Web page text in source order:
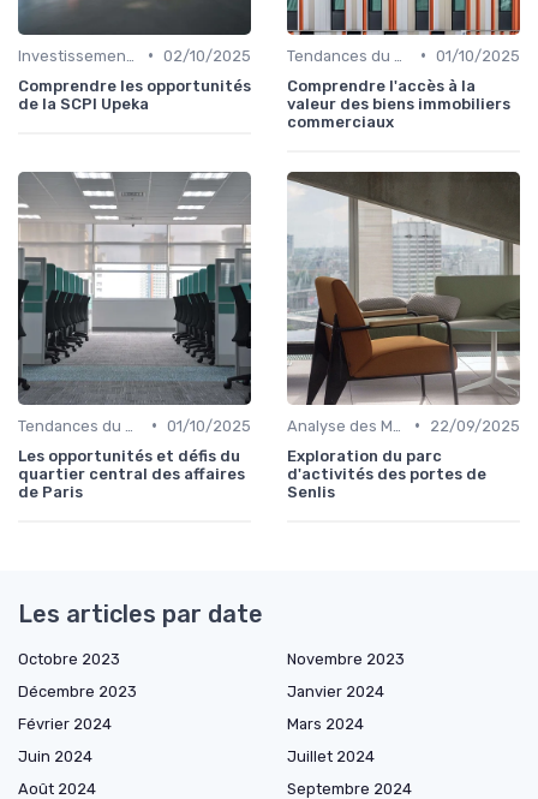
• 02/10/2025
Comprendre les opportunités
de la SCPI Upeka
• 01/10/2025
Comprendre l'accès à la
valeur des biens immobiliers
commerciaux
• 01/10/2025
Les opportunités et défis du
quartier central des affaires
de Paris
•
22/09/2025
Exploration du parc
d'activités des portes de
Senlis
Les articles par date
Octobre 2023
Novembre 2023
Décembre 2023
Janvier 2024
Février 2024
Mars 2024
Juin 2024
Juillet 2024
Août 2024
Septembre 2024